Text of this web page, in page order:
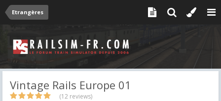
Etrangères
Vintage Rails Europe 01
(12 reviews)